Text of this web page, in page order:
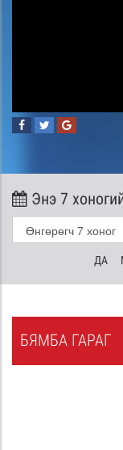
Энэ 7
ДА
БЯМБА ГАРАГ